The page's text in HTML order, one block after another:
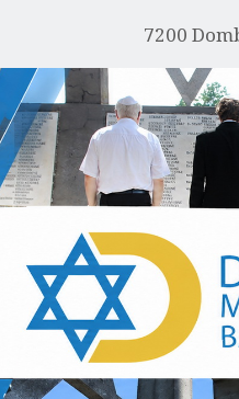
7200
FŐOLDAL
IZRAELRŐL
RÓLUNK
AKTUÁLIS
EMLÉKHÁZ
GALÉRIA